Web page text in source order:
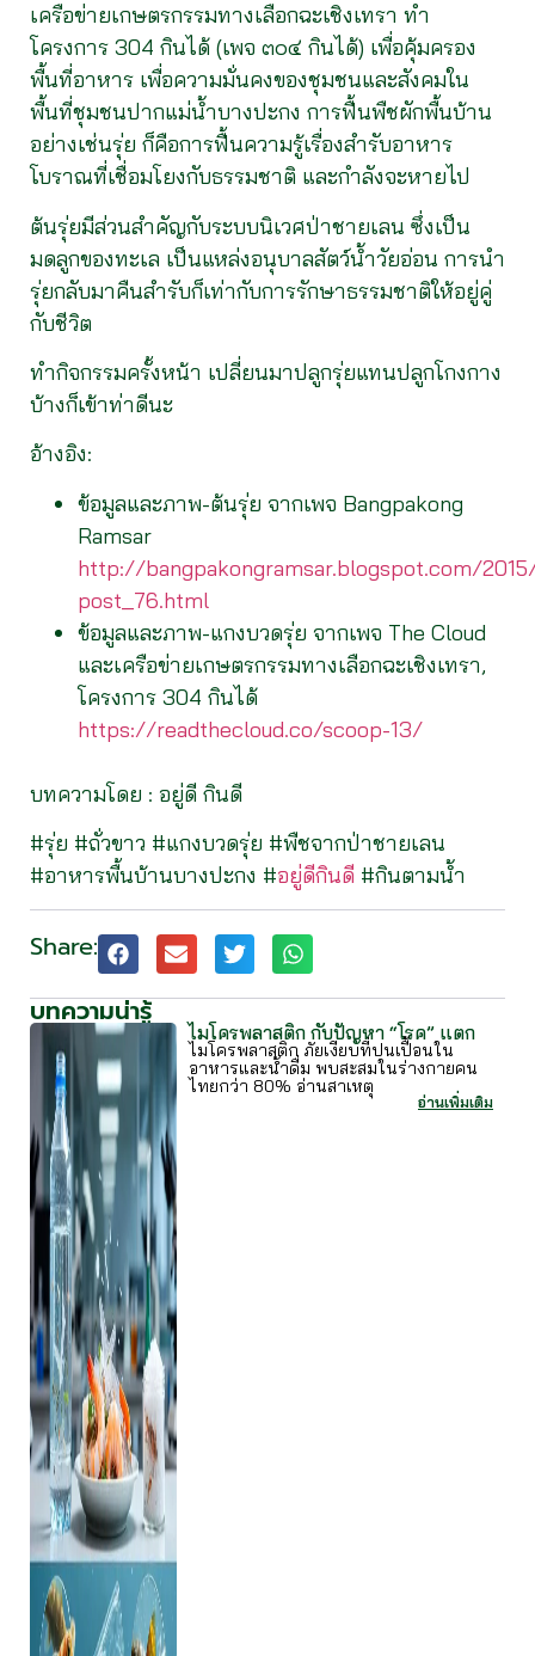
เครือข่ายเกษตรกรรมทางเลือกฉะเชิงเทรา ทำ
โครงการ 304 กินได้ (เพจ ๓๐๔ กินได้) เพื่อคุ้มครอง
พื้นที่อาหาร เพื่อความมั่นคงของชุมชนและสังคมใน
พื้นที่ชุมชนปากแม่น้ำบางปะกง การฟื้นพืชผักพื้นบ้าน
อย่างเช่นรุ่ย ก็คือการฟื้นความรู้เรื่องสำรับอาหาร
โบราณที่เชื่อมโยงกับธรรมชาติ และกำลังจะหายไป
ต้นรุ่ยมีส่วนสำคัญกับระบบนิเวศป่าชายเลน ซึ่งเป็น
มดลูกของทะเล เป็นแหล่งอนุบาลสัตว์น้ำวัยอ่อน การนำ
รุ่ยกลับมาคืนสำรับก็เท่ากับการรักษาธรรมชาติให้อยู่คู่
กับชีวิต
ทำกิจกรรมครั้งหน้า เปลี่ยนมาปลูกรุ่ยแทนปลูกโกงกาง
บ้างก็เข้าท่าดีนะ
อ้างอิง:
ข้อมูลและภาพ-ต้นรุ่ย จากเพจ Bangpakong
Ramsar
http://bangpakongramsar.blogspot.com/
post_76.html
ข้อมูลและภาพ-แกงบวดรุ่ย จากเพจ The Cloud
และเครือข่ายเกษตรกรรมทางเลือกฉะเชิงเทรา,
โครงการ 304 กินได้
https://readthecloud.co/scoop-13/
บทความโดย : อยู่ดี กินดี
#รุ่ย #ถั่วขาว #แกงบวดรุ่ย #พืชจากป่าชายเลน
#อาหารพื้นบ้านบางปะกง #อยู่ดีกินดี #กินตามน้ำ
Share:
บทความน่ารู้
ไมโครพลาสติก กับปัญหา “โรค” แตก
ไมโครพลาสติก ภัยเงียบที่ปนเปื้อนใน
อาหารและน้ำดื่ม พบสะสมในร่างกายคน
ไทยกว่า 80% อ่านสาเหตุ
อ่านเพิ่มเติม